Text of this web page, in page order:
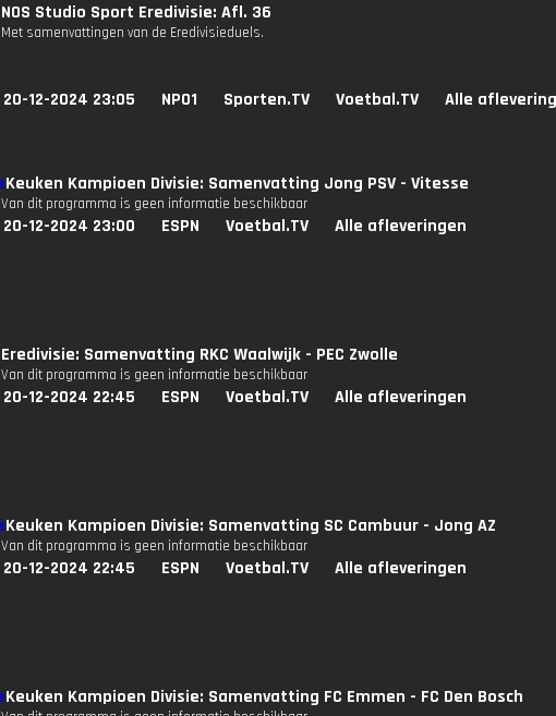
NOS Studio Sport Eredivisie: Afl. 36
Met samenvattingen van de Eredivisieduels.
20-12-2024 23:05 NPO1 Sporten.TV Voetbal.TV Alle
Keuken Kampioen Divisie: Samenvatting Jong PSV - Vitesse
Van dit programma is geen informatie beschikbaar
20-12-2024 23:00 ESPN Voetbal.TV Alle afleveringen
Eredivisie: Samenvatting RKC Waalwijk - PEC Zwolle
Van dit programma is geen informatie beschikbaar
20-12-2024 22:45 ESPN Voetbal.TV Alle afleveringen
Keuken Kampioen Divisie: Samenvatting SC Cambuur - Jong AZ
Van dit programma is geen informatie beschikbaar
20-12-2024 22:45 ESPN Voetbal.TV Alle afleveringen
Keuken Kampioen Divisie: Samenvatting FC Emmen - FC Den Bosch